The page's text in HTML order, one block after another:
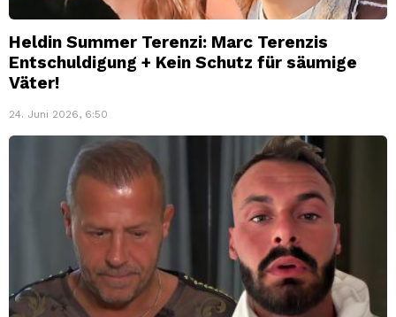
Heldin Summer Terenzi: Marc Terenzis
Entschuldigung + Kein Schutz für säumige
Väter!
24. Juni 2026, 6:50